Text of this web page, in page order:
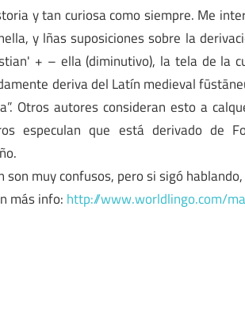
y tan curiosa como siempre. Me
y lñas suposiciones sobre la
+ – ella (diminutivo), la tela de la
deriva del Latín medieval
Otros autores consideran esto a
especulan que está derivado de
son muy confusos, pero si sigó
más info: http://www.worldlingo.com/